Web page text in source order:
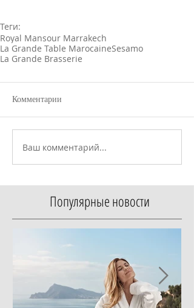
Теги:
Royal Mansour Marrakech
La Grande Table MarocaineSesamo
La Grande Brasserie
Комментарии
Ваш комментарий...
Популярные новости